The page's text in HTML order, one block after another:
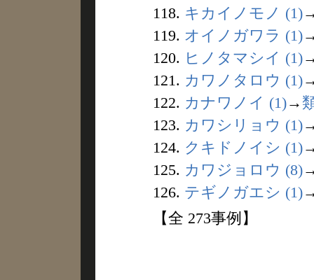
118. キカイノモノ (1)
119. オイノガワラ (1)
120. ヒノタマシイ (1)
121. カワノタロウ (1)
122. カナワノイ (1)→
123. カワシリョウ (1)
124. クキドノイシ (1)
125. カワジョロウ (8)
126. テギノガエシ (1)
【全 273事例】